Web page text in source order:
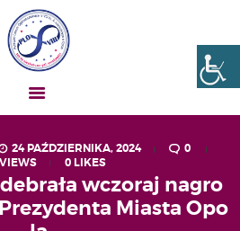
24 PAŹDZIERNIKA, 2024
0
VIEWS 0 LIKES
wczoraj nagro
Miasta Opo
nr VIII Opole